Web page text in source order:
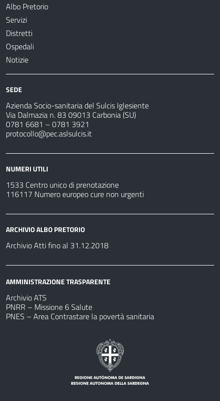
Albo Pretorio
Servizi
Distretti
Ospedali
Notizie
SEDE
Azienda Socio-sanitaria del Sulcis Iglesiente
Via Dalmazia n. 83 09013 Carbonia (SU)
0781 6681 – 0781 3921
protocollo@pec.aslsulcis.it
NUMERI UTILI
1533 Centro unico di prenotazione
116117 Numero europeo cure non urgenti
ARCHIVIO ALBO PRETORIO
Archivio Atti fino al 31.12.2018
AMMINISTRAZIONE TRASPARENTE
Archivio ATS
PNRR – Missione 6 Salute
PNES – Area Contrastare la povertà sanitaria